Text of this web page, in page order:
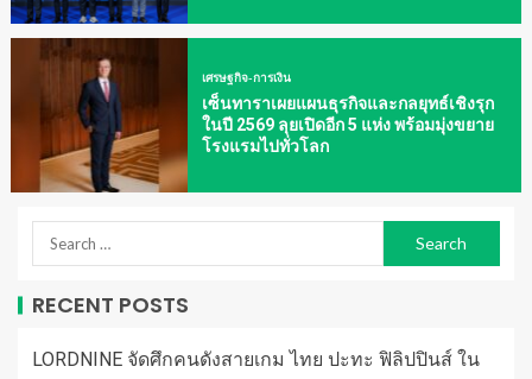
เศรษฐกิจ-การเงิน
เซ็นทาราเผยแผนธุรกิจและกลยุทธ์เชิงรุก
ในปี 2569 ลุยเปิดอีก 5 แห่ง พร้อมมุ่งขยาย
โรงแรมไปทั่วโลก
RECENT POSTS
LORDNINE จัดศึกคนดังสายเกม ไทย ปะทะ ฟิลิปปินส์ ใน